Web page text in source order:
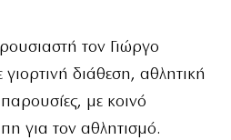
τον Γιώργο
διάθεση, αθλητική
με κοινό
για τον αθλητισμό.